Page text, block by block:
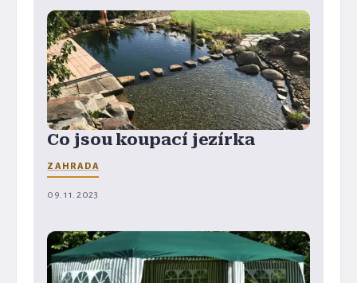
Co jsou koupací jezírka
ZAHRADA
09. 11. 2023